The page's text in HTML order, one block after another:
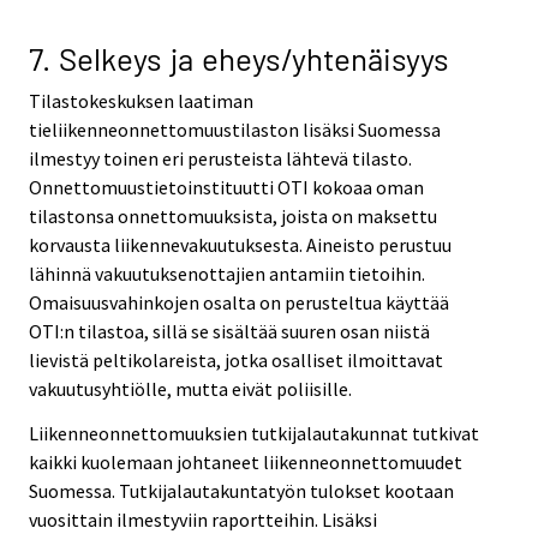
7. Selkeys ja eheys/yhtenäisyys
Tilastokeskuksen laatiman
tieliikenneonnettomuustilaston lisäksi Suomessa
ilmestyy toinen eri perusteista lähtevä tilasto.
Onnettomuustietoinstituutti OTI kokoaa oman
tilastonsa onnettomuuksista, joista on maksettu
korvausta liikennevakuutuksesta. Aineisto perustuu
lähinnä vakuutuksenottajien antamiin tietoihin.
Omaisuusvahinkojen osalta on perusteltua käyttää
OTI:n tilastoa, sillä se sisältää suuren osan niistä
lievistä peltikolareista, jotka osalliset ilmoittavat
vakuutusyhtiölle, mutta eivät poliisille.
Liikenneonnettomuuksien tutkijalautakunnat tutkivat
kaikki kuolemaan johtaneet liikenneonnettomuudet
Suomessa. Tutkijalautakuntatyön tulokset kootaan
vuosittain ilmestyviin raportteihin. Lisäksi